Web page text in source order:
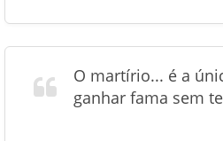
O martírio... é a
ganhar fama sem